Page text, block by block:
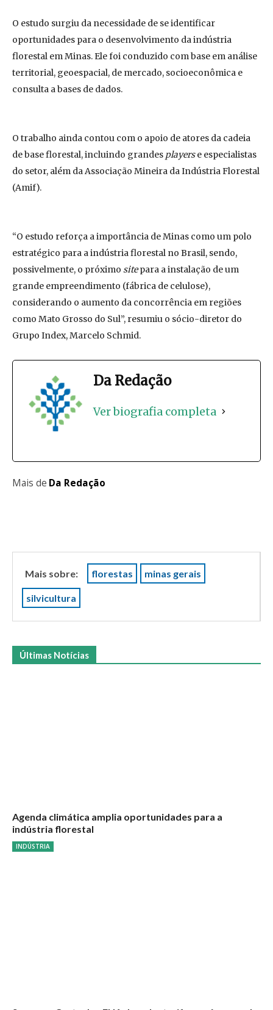
O estudo surgiu da necessidade de se identificar
oportunidades para o desenvolvimento da indústria
florestal em Minas. Ele foi conduzido com base em análise
territorial, geoespacial, de mercado, socioeconômica e
consulta a bases de dados.
O trabalho ainda contou com o apoio de atores da cadeia
de base florestal, incluindo grandes playerse especialistas
do setor, além da Associação Mineira da Indústria Florestal
(Amif).
“O estudo reforça a importância de Minas como um polo
estratégico para a indústria florestal no Brasil, sendo,
possivelmente, o próximo sitepara a instalação de um
grande empreendimento (fábrica de celulose),
considerando o aumento da concorrência em regiões
como Mato Grosso do Sul”, resumiu o sócio-diretor do
Grupo Index, Marcelo Schmid.
Da Redação
Ver biografia completa
Mais de Da Redação
Mais sobre: florestas minas gerais
silvicultura
Últimas Notícias
Agenda climática amplia oportunidades para a
indústria florestal
INDÚSTRIA